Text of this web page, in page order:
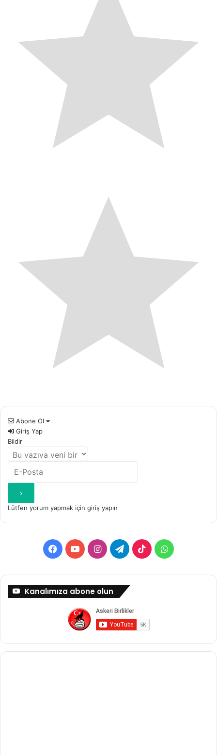
Abone Ol
Giriş Yap
Bildir
Lütfen yorum yapmak için giriş yapın
Facebook
YouTubeInstagramTelegramTikTokWhatsApp
Kanalımıza abone olun